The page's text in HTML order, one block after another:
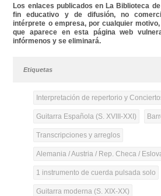
Los enlaces publicados en La Biblioteca
fin educativo y de difusión, no
intérprete o empresa, por cualquier
que aparece en esta página web
infórmenos y se eliminará.
Etiquetas
Interpretación de repertorio y
Guitarra Española (S. XVIII-XXI)
Transcripciones y arreglos
Alemania / Austria / Rep. Checa /
1 instrumento de cuerda pulsada solo
Guitarra moderna (S. XIX-XX)